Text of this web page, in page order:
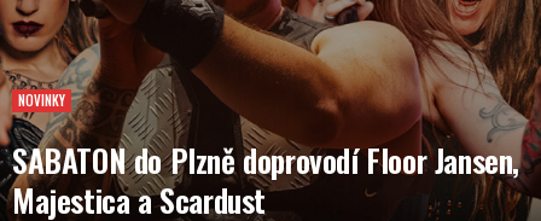
NOVINKY
SABATON do Plzně doprovodí Floor Jansen,
Majestica a Scardust